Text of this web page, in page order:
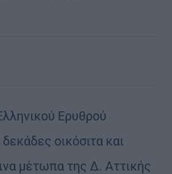
Ερυθρού
οικόσιτα και
μέτωπα της Δ. Αττικής